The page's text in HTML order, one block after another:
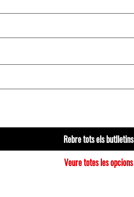
Rebre tots els butlletins
Veure totes les opcions